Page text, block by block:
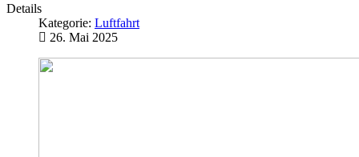
Details
Kategorie: Luftfahrt
26. Mai 2025